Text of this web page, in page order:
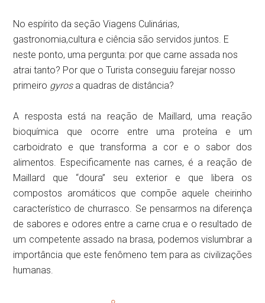
No espírito da seção Viagens Culinárias,
gastronomia,cultura e ciência são servidos juntos. E
neste ponto, uma pergunta: por que carne assada nos
atrai tanto? Por que o Turista conseguiu farejar nosso
primeiro gyrosa quadras de distância?
A resposta está na reação de Maillard, uma reação
bioquímica que ocorre entre uma proteína e um
carboidrato e que transforma a cor e o sabor dos
alimentos. Especificamente nas carnes, é a reação de
Maillard que “doura” seu exterior e que libera os
compostos aromáticos que compõe aquele cheirinho
característico de churrasco. Se pensarmos na diferença
de sabores e odores entre a carne crua e o resultado de
um competente assado na brasa, podemos vislumbrar a
importância que este fenômeno tem para as civilizações
humanas.